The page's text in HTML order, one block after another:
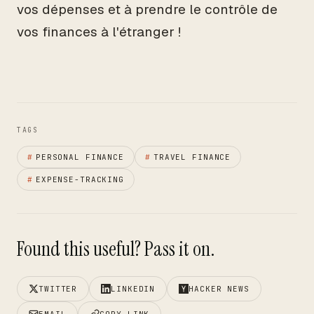
vos dépenses et à prendre le contrôle de
vos finances à l'étranger !
TAGS
# PERSONAL FINANCE # TRAVEL FINANCE
# EXPENSE-TRACKING
Found this useful? Pass it on.
TWITTER LINKEDIN HACKER NEWS